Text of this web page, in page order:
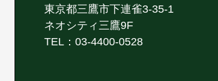
東京都三鷹市下連雀3-35-1
ネオシティ三鷹9F
TEL：03-4400-0528